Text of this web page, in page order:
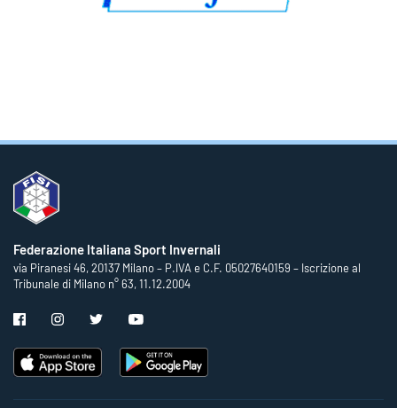
Federazione Italiana Sport Invernali
via Piranesi 46, 20137 Milano – P.IVA e C.F. 05027640159 – Iscrizione al
Tribunale di Milano n° 63, 11.12.2004